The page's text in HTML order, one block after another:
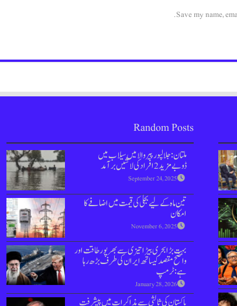
Save my name,
Random Posts
ملتان: جلالپور پیر والا میں سیلاب میں
ڈوبےمزید 2 افراد کی لاشیں برآمد
September 24, 2025
تین ماہ کے لیے بجلی کی قیمت میں اضافے کا
امکان
November 6, 2025
بہت بڑا بحری بیڑا تیزی سے بھرپور طاقت اور
واضح مقصد کیساتھ ایران کی طرف بڑھ رہا
ہے: ٹرمپ
January 28, 2026
پاکستان کی ثالثی سے مذاکرات میں پیشرفت